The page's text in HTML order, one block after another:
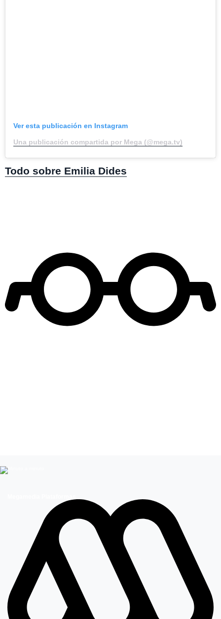
Ver esta publicación en Instagram
Una publicación compartida por Mega (@mega.tv)
Todo sobre Emilia Dides